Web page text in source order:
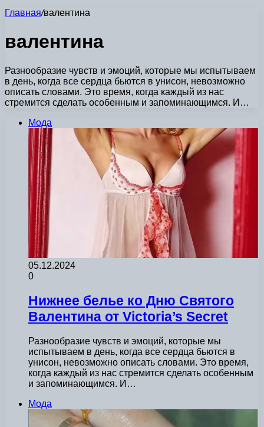
Главная/валентина
валентина
Разнообразие чувств и эмоций, которые мы испытываем
в день, когда все сердца бьются в унисон, невозможно
описать словами. Это время, когда каждый из нас
стремится сделать особенным и запоминающимся. И…
Мода
05.12.2024
0
Нижнее белье ко Дню Святого
Валентина от Victoria’s Secret
Разнообразие чувств и эмоций, которые мы
испытываем в день, когда все сердца бьются в
унисон, невозможно описать словами. Это время,
когда каждый из нас стремится сделать особенным
и запоминающимся. И…
Мода